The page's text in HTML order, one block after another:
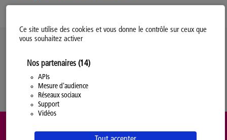
Ce site utilise des cookies et vous donne le contrôle sur ceux que
vous souhaitez activer
Nos partenaires (14)
APIs
Mesure d'audience
Réseaux sociaux
Support
Vidéos
Modifiez votre consentement
Politique Générale de Confidentialité